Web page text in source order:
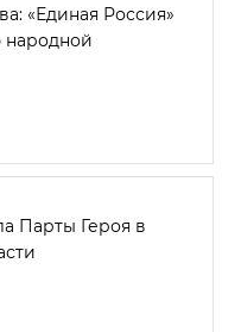
«Единая Россия»
народной
Парты Героя в